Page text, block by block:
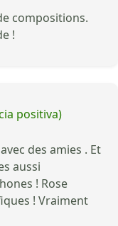
compositions.
!
positiva)
des amies . Et
aussi
! Rose
! Vraiment